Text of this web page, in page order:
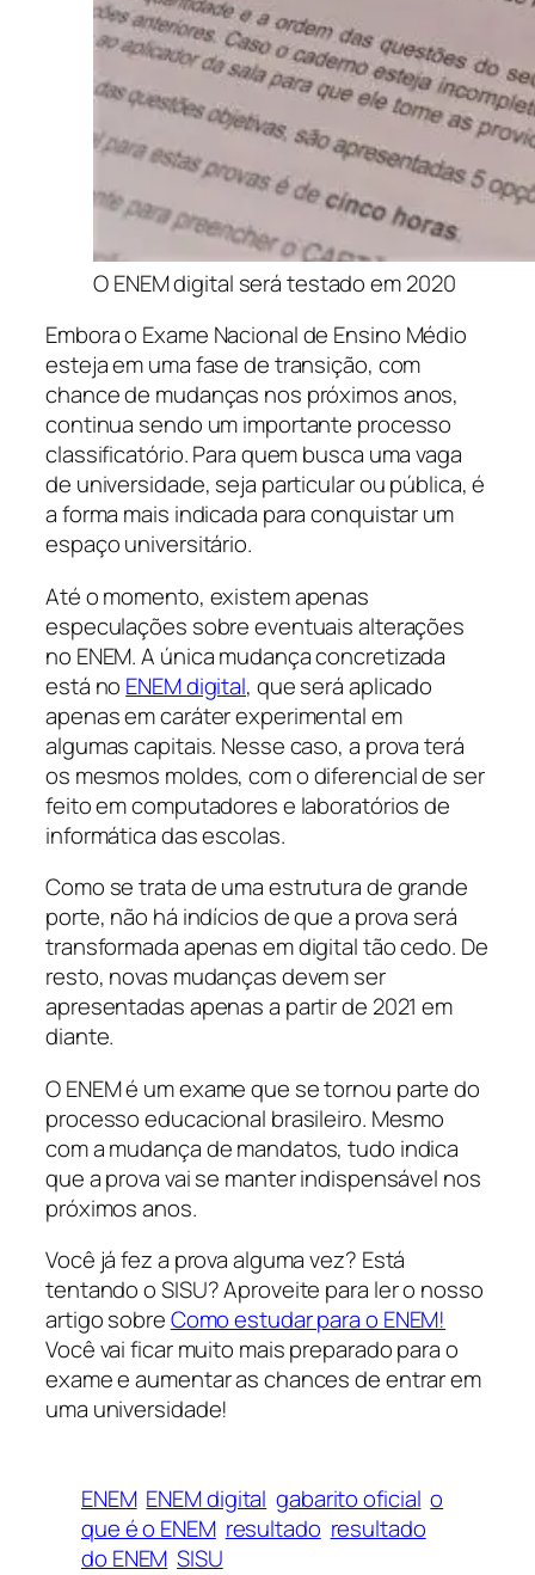
O ENEM digital será testado em 2020
Embora o Exame Nacional de Ensino Médio
esteja em uma fase de transição, com
chance de mudanças nos próximos anos,
continua sendo um importante processo
classificatório. Para quem busca uma vaga
de universidade, seja particular ou pública, é
a forma mais indicada para conquistar um
espaço universitário.
Até o momento, existem apenas
especulações sobre eventuais alterações
no ENEM. A única mudança concretizada
está no ENEM digital, que será aplicado
apenas em caráter experimental em
algumas capitais. Nesse caso, a prova terá
os mesmos moldes, com o diferencial de ser
feito em computadores e laboratórios de
informática das escolas.
Como se trata de uma estrutura de grande
porte, não há indícios de que a prova será
transformada apenas em digital tão cedo. De
resto, novas mudanças devem ser
apresentadas apenas a partir de 2021 em
diante.
O ENEM é um exame que se tornou parte do
processo educacional brasileiro. Mesmo
com a mudança de mandatos, tudo indica
que a prova vai se manter indispensável nos
próximos anos.
Você já fez a prova alguma vez? Está
tentando o SISU? Aproveite para ler o nosso
artigo sobreComo estudar para o ENEM!
Você vai ficar muito mais preparado para o
exame e aumentar as chances de entrar em
uma universidade!
ENEM ENEM digital gabarito oficial o
que é o ENEM resultado resultado
do ENEM SISU